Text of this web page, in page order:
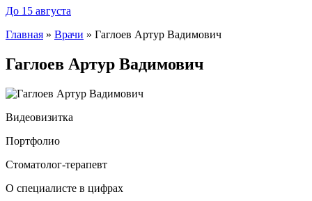
До 15 августа
Главная » Врачи » Гаглоев Артур Вадимович
Гаглоев Артур Вадимович
Видеовизитка
Портфолио
Cтоматолог-терапевт
О специалисте в цифрах